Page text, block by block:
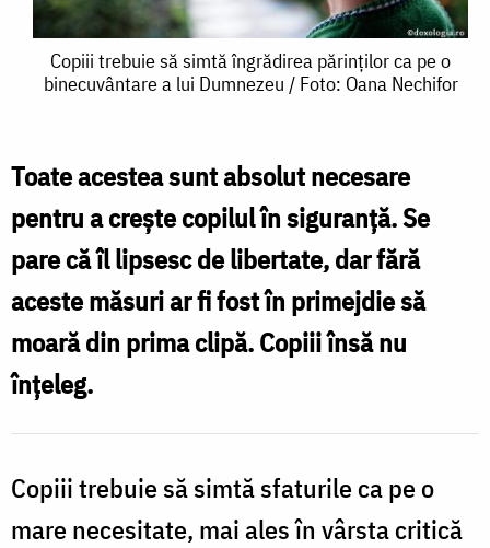
Copiii
trebuie
simtă
îngrădirea
părinților
binecuvântare
a
lui
Dumnezeu
Copiii trebuie să simtă îngrădirea părinților ca pe o
binecuvântare a lui Dumnezeu / Foto: Oana Nechifor
Toate acestea sunt absolut necesare
pentru a creşte copilul în siguranţă. Se
pare că îl lipsesc de libertate, dar fără
aceste măsuri ar fi fost în primejdie să
moară din prima clipă. Copiii însă nu
înţeleg.
Copiii trebuie să simtă sfaturile ca pe o
mare necesitate, mai ales în vârsta critică